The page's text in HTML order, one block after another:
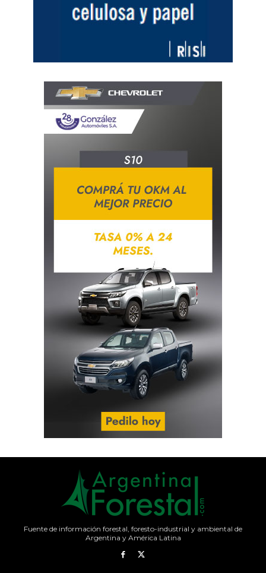
Fuente de información forestal, foresto-industrial y ambiental de
Argentina y América Latina